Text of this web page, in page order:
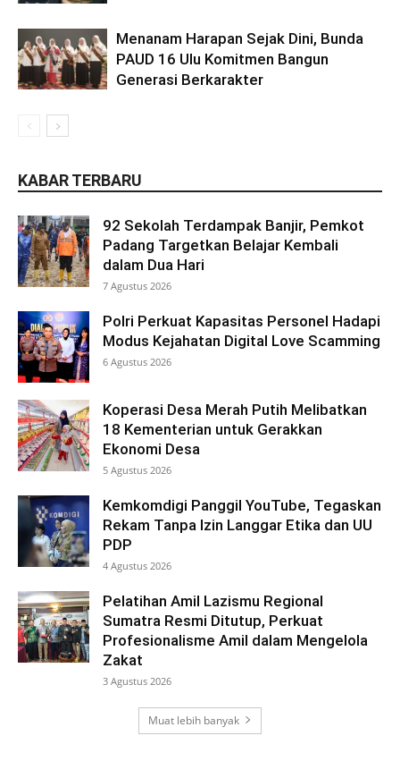
Menanam Harapan Sejak Dini, Bunda
PAUD 16 Ulu Komitmen Bangun
Generasi Berkarakter
KABAR TERBARU
92 Sekolah Terdampak Banjir, Pemkot
Padang Targetkan Belajar Kembali
dalam Dua Hari
7 Agustus 2026
Polri Perkuat Kapasitas Personel Hadapi
Modus Kejahatan Digital Love Scamming
6 Agustus 2026
Koperasi Desa Merah Putih Melibatkan
18 Kementerian untuk Gerakkan
Ekonomi Desa
5 Agustus 2026
Kemkomdigi Panggil YouTube, Tegaskan
Rekam Tanpa Izin Langgar Etika dan UU
PDP
4 Agustus 2026
Pelatihan Amil Lazismu Regional
Sumatra Resmi Ditutup, Perkuat
Profesionalisme Amil dalam Mengelola
Zakat
3 Agustus 2026
Muat lebih banyak